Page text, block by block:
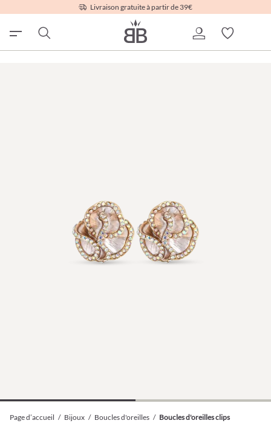
Livraison gratuite à partir de 39€
Page d’accueil / Bijoux / Boucles d'oreilles / Boucles d'oreilles clips